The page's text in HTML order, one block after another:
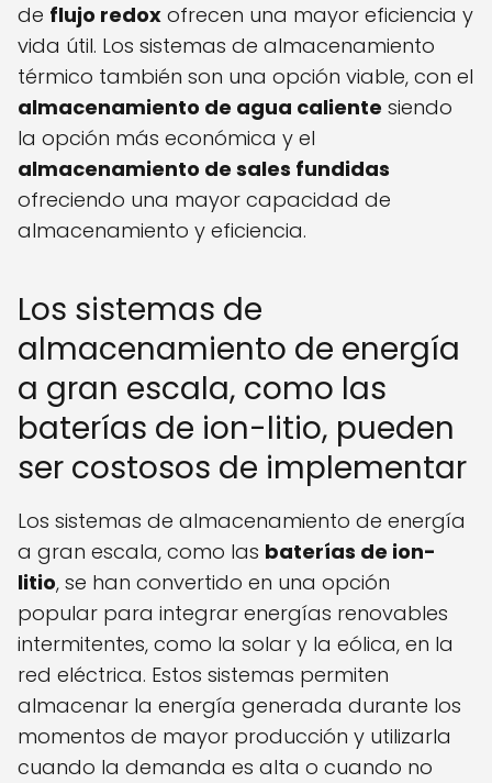
de flujo redox ofrecen una mayor eficiencia y
vida útil. Los sistemas de almacenamiento
térmico también son una opción viable, con el
almacenamiento de agua caliente siendo
la opción más económica y el
almacenamiento de sales fundidas
ofreciendo una mayor capacidad de
almacenamiento y eficiencia.
Los sistemas de
almacenamiento de energía
a gran escala, como las
baterías de ion-litio, pueden
ser costosos de implementar
Los sistemas de almacenamiento de energía
a gran escala, como las baterías de ion-
litio, se han convertido en una opción
popular para integrar energías renovables
intermitentes, como la solar y la eólica, en la
red eléctrica. Estos sistemas permiten
almacenar la energía generada durante los
momentos de mayor producción y utilizarla
cuando la demanda es alta o cuando no